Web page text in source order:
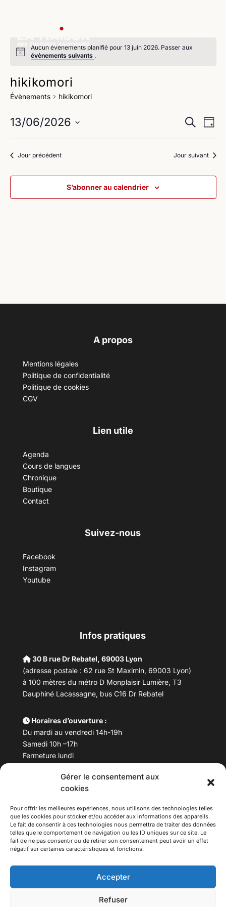
Gérer le consentement aux
cookies
Pour offrir les meilleures expériences, nous utilisons des technologies telles
que les cookies pour stocker et/ou accéder aux informations des appareils.
Le fait de consentir à ces technologies nous permettra de traiter des données
telles que le comportement de navigation ou les ID uniques sur ce site. Le
fait de ne pas consentir ou de retirer son consentement peut avoir un effet
négatif sur certaines caractéristiques et fonctions.
Accepter
Refuser
Aucun évènements planifié pour 13 juin 2026. Passer aux
évènements suivants .
hikikomori
Évènements hikikomori
et
de
vues
Recherche
de
Jour
13/06/2026
date.Jour précédent Jour suivant
S’abonner au calendrier
A propos
Mentions légales
Politique de confidentialité
Politique de cookies
CGV
Lien utile
Agenda
Cours de langues
Chronique
Boutique
Contact
Suivez-nous
Facebook
Instagram
Youtube
Infos pratiques
30 B rue Dr Rebatel, 69003 Lyon
(adresse postale : 62 rue St Maximin, 69003 Lyon)
à 100 mètres du métro D Monplaisir Lumière, T3
Dauphiné Lacassagne, bus C16 Dr Rebatel
Horaires d’ouverture :
Du mardi au vendredi 14h-19h
Samedi 10h –17h
Fermeture lundi
Téléphone : 04 78 53 06 40
maisondesculturesasiatiques@asiexpo.com